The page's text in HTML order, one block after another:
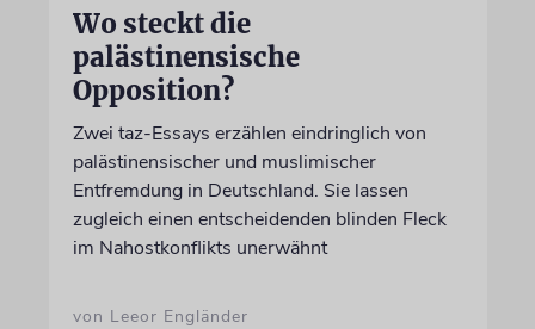
Wo steckt die
palästinensische
Opposition?
Zwei taz-Essays erzählen eindringlich von
palästinensischer und muslimischer
Entfremdung in Deutschland. Sie lassen
zugleich einen entscheidenden blinden Fleck
im Nahostkonflikts unerwähnt
von Leeor Engländer